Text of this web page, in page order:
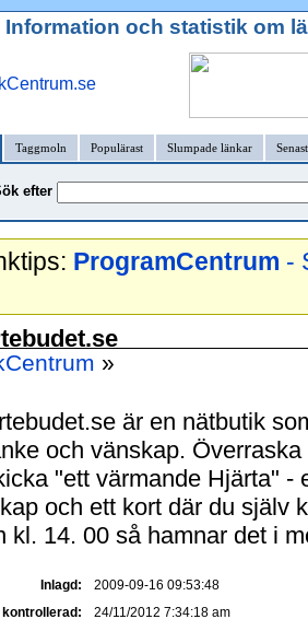
Information och statistik om
Taggmoln Populärast Slumpade länkar
efter
ProgramCentrum -
»
är en nätbutik
och vänskap.
"ett värmande Hjärta" -
och ett kort där du själv
kl. 14. 00 så hamnar det i
Inlagd:
2009-09-16 09:53:48
24/11/2012 7:34:18 am